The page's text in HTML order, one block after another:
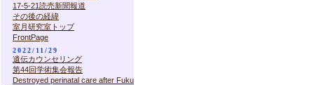
17-5-21読売新聞報道
その後の経緯
室月研究室トップ
FrontPage
2022/11/29
遺伝カウンセリング
第44回学術集会報告
Destroyed perinatal care after Fuku